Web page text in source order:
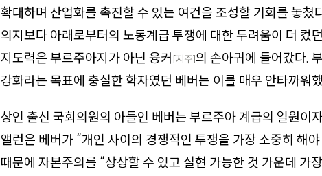
확대하며 산업화를 촉진할 수 있는 여건을 조성할 기회를 놓쳤
의지보다 아래로부터의 노동계급 투쟁에 대한 두려움이 더 컸
지도력은 부르주아지가 아닌 융커 [지주]의 손아귀에 들어갔다.
강화라는 목표에 충실한 학자였던 베버는 이를 매우 안타까워
상인 출신 국회의원의 아들인 베버는 부르주아 계급의 일원이
앨런은 베버가 “개인 사이의 경쟁적인 투쟁을 가장 소중히 해
때문에 자본주의를 “상상할 수 있고 실현 가능한 것 가운데 가